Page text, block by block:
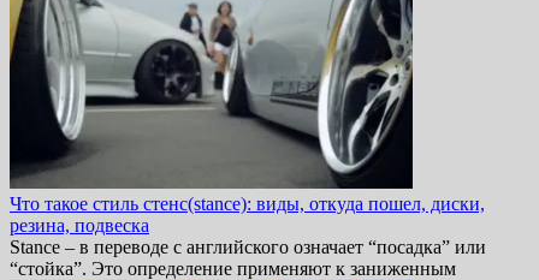
Что такое стиль стенс(stance): виды, откуда пошел, диски,
резина, подвеска
Stance – в переводе с английского означает “посадка” или
“стойка”. Это определение применяют к заниженным